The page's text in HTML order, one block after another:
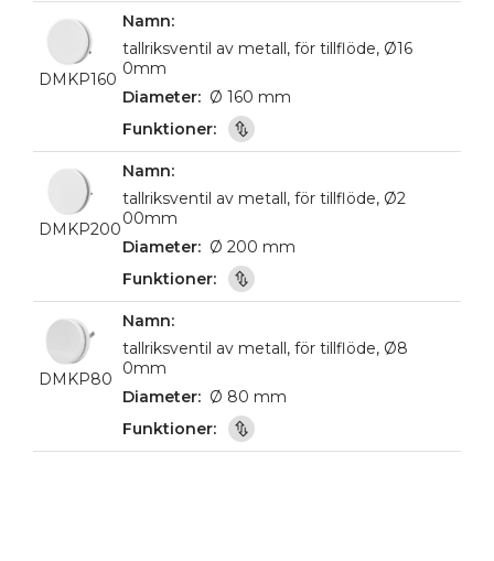
DMKP160
tallriksventil av metall, för tillflöde, Ø16
0mm
Ø 160 mm
DMKP200
tallriksventil av metall, för tillflöde, Ø2
00mm
Ø 200 mm
DMKP80
tallriksventil av metall, för tillflöde, Ø8
0mm
Ø 80 mm